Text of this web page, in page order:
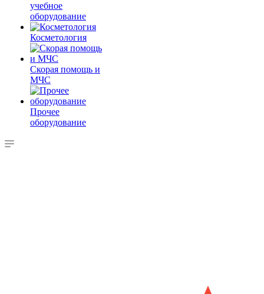
учебное
оборудование
Косметология
Скорая помощь и
МЧС
Прочее
оборудование